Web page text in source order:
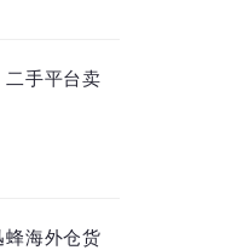
二手平台卖
蜂海外仓货